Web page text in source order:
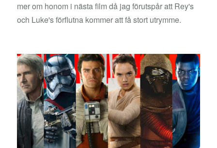
mer om honom i nästa film då jag förutspår att Rey's
och Luke's förflutna kommer att få stort utrymme.